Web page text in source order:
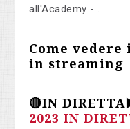
all'Academy - .
Come vedere
in streaming
🔴IN
2023 IN